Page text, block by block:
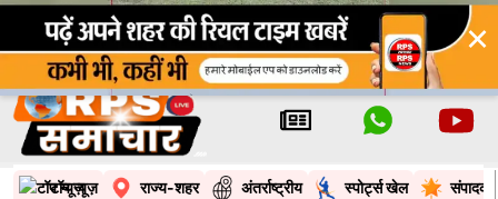
×
टॉप न्यूज़ राज्य-शहर अंतर्राष्ट्रीय स्पोर्ट्स खेल